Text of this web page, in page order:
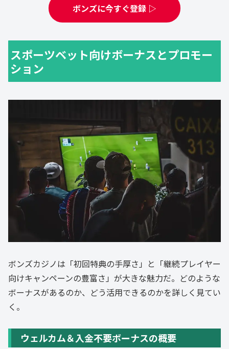
ボンズに今すぐ登録 ▷
スポーツベット向けボーナスとプロモー
ション
ボンズカジノは「初回特典の手厚さ」と「継続プレイヤー
向けキャンペーンの豊富さ」が大きな魅力だ。どのような
ボーナスがあるのか、どう活用できるのかを詳しく見てい
く。
ウェルカム＆入金不要ボーナスの概要